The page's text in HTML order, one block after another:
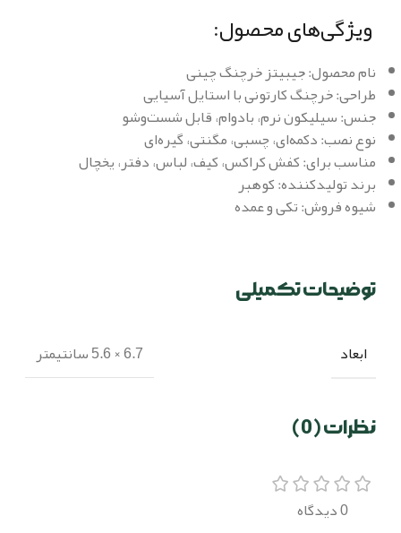
ویژگی‌های محصول:
نام محصول: جیبیتز خرچنگ چینی
طراحی: خرچنگ کارتونی با استایل آسیایی
جنس: سیلیکون نرم، بادوام، قابل شست‌وشو
نوع نصب: دکمه‌ای، چسبی، مگنتی، گیره‌ای
مناسب برای: کفش کراکس، کیف، لباس، دفتر، یخچال
برند تولیدکننده: کوهبر
شیوه فروش: تکی و عمده
توضیحات تکمیلی
ابعاد 6.7 × 5.6 سانتیمتر
نظرات (0)
0 دیدگاه